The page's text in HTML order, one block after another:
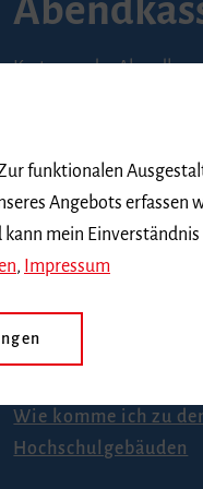
Karten an der
An der Abendkasse ist
Barzahlung möglich.
Anfahrt
Wie komme ich zu
Hochschulgebäuden
funktionalen
Angebots erfassen
kann mein
Impressum